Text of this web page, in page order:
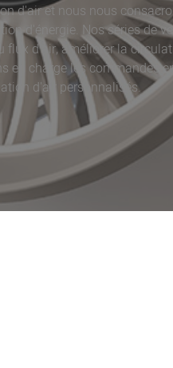
d'air et nous nous
d'énergie. Nos séries de
d'air, améliorer la
en charge les commandes
d'air personnalisés.